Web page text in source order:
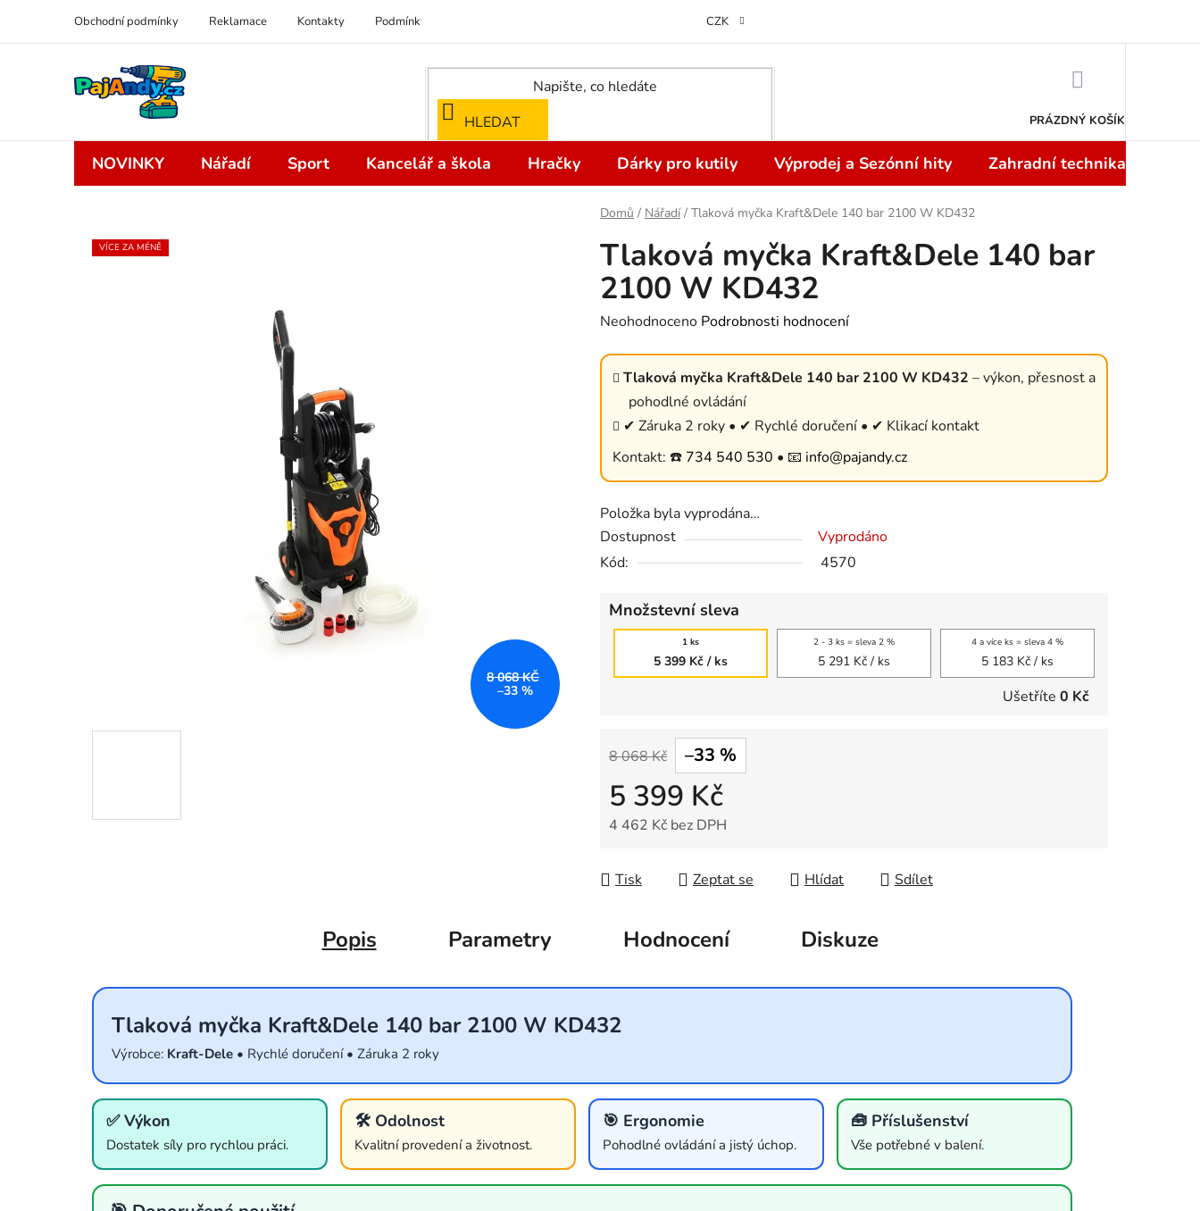
obsah
Obchodní podmínky Reklamace Kontakty Podmínky ochrany osobních údajů Odstoupení od kupní smlouvy do 14 dní
CZK
HLEDAT PRÁZDNÝ KOŠÍK
NOVINKY Nářadí Sport Kancelář a škola Hračky Dárky pro kutily Výprodej a Sezónní hity Zahradní technika
Domů / Nářadí / Tlaková myčka Kraft&Dele 140 bar 2100 W KD432
Tlaková myčka Kraft&Dele 140 bar
2100 W KD432
Průměrné
produktu
0,0
Neohodnoceno Podrobnosti hodnocení
Tlaková myčka Kraft&Dele 140 bar 2100 W KD432 – výkon, přesnost a
pohodlné ovládání
✔ Záruka 2 roky • ✔ Rychlé doručení • ✔ Klikací kontakt
Kontakt: ☎️ 734 540 530 • 📧 info@pajandy.cz
Položka byla vyprodána…
Dostupnost
Vyprodáno
Kód:
4570
Množstevní sleva
1 ks
5 399 Kč/ ks
2 - 3 ks = sleva 2 %
5 291 Kč/ ks
4 a více ks = sleva 4 %
5 183 Kč/ ks
Ušetříte 0 Kč
8 068 Kč –33 %
5 399 Kč
4 462 Kč bez DPH
Tisk
Zeptat se Hlídat Sdílet
VÍCE ZA MÉNĚ
8 068 KČ
–33 %
Popis Parametry Hodnocení Diskuze
Tlaková myčka Kraft&Dele 140 bar 2100 W KD432
Výrobce: Kraft-Dele • Rychlé doručení • Záruka 2 roky
✅ Výkon
Dostatek síly pro rychlou práci.
🛠️ Odolnost
Kvalitní provedení a životnost.
🎯 Ergonomie
Pohodlné ovládání a jistý úchop.
🧰 Příslušenství
Vše potřebné v balení.